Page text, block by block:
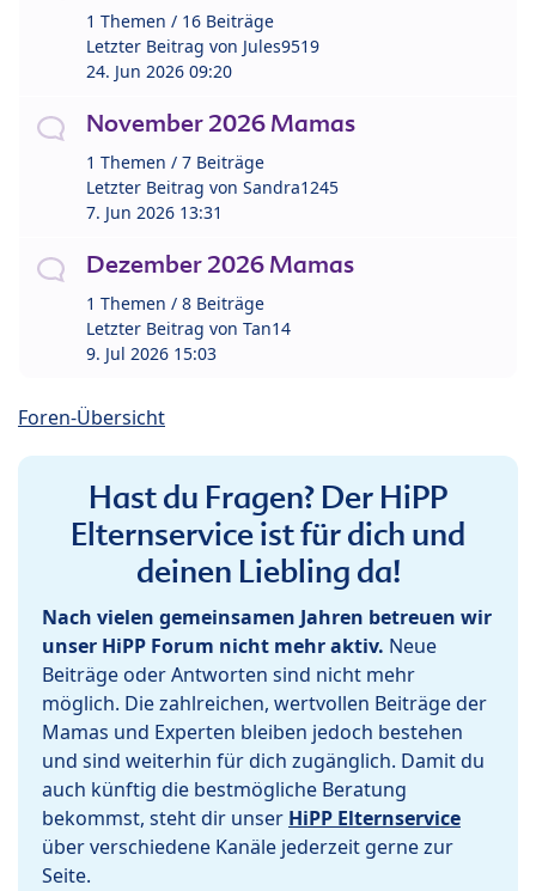
1 Themen / 16 Beiträge
Letzter Beitrag von Jules9519
24. Jun 2026 09:20
November 2026 Mamas
1 Themen / 7 Beiträge
Letzter Beitrag von Sandra1245
7. Jun 2026 13:31
Dezember 2026 Mamas
1 Themen / 8 Beiträge
Letzter Beitrag von Tan14
9. Jul 2026 15:03
Foren-Übersicht
Hast du Fragen? Der HiPP
Elternservice ist für dich und
deinen Liebling da!
Nach vielen gemeinsamen Jahren betreuen wir
unser HiPP Forum nicht mehr aktiv. Neue
Beiträge oder Antworten sind nicht mehr
möglich. Die zahlreichen, wertvollen Beiträge der
Mamas und Experten bleiben jedoch bestehen
und sind weiterhin für dich zugänglich. Damit du
auch künftig die bestmögliche Beratung
bekommst, steht dir unser HiPP Elternservice
über verschiedene Kanäle jederzeit gerne zur
Seite.